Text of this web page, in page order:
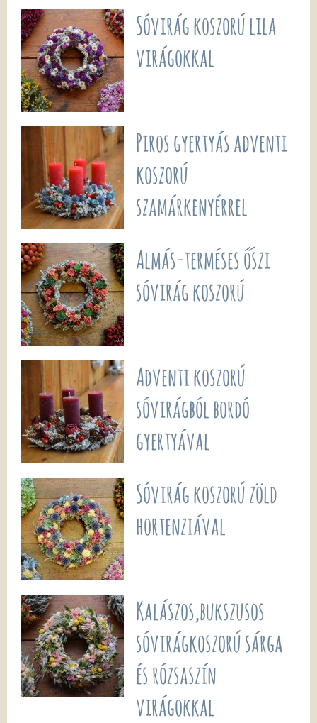
Sóvirág koszorú lila
virágokkal
Piros gyertyás adventi
koszorú
szamárkenyérrel
Almás-terméses őszi
sóvirág koszorú
Adventi koszorú
sóvirágból bordó
gyertyával
Sóvirág koszorú zöld
hortenziával
Kalászos,bukszusos
sóvirágkoszorú sárga
és rózsaszín
virágokkal